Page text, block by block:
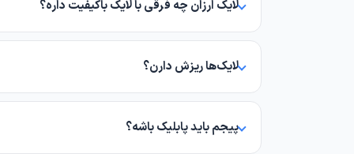
لایک ارزان چه فرقی با لایک باکیفیت داره؟
لایک ارزان قیمت پایین‌تری داره و برای بالا بردن
لایک‌ها ریزش دارن؟
لایک ارزان ممکنه مقداری ریزش داشته باشه. اگه
پیجم باید پابلیک باشه؟